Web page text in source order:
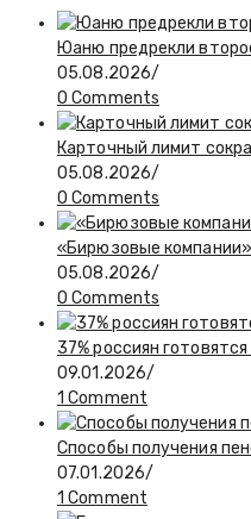
Юаню предрекли
05.08.2026/
0 Comments
Карточный лимит
05.08.2026/
0 Comments
«Бирюзовые
05.08.2026/
0 Comments
37% россиян
09.01.2026/
1 Comment
Способы получения
07.01.2026/
1 Comment